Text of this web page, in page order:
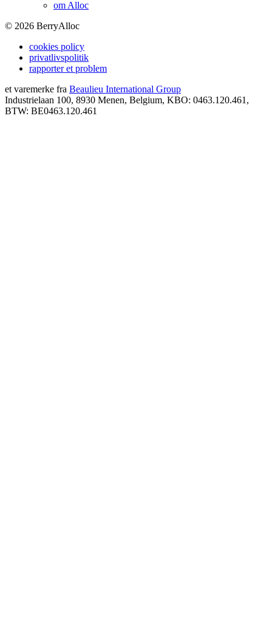
om Alloc
© 2026 BerryAlloc
cookies policy
privatlivspolitik
rapporter et problem
et varemerke fra Beaulieu International Group
Industrielaan 100, 8930 Menen, Belgium, KBO: 0463.120.461,
BTW: BE0463.120.461